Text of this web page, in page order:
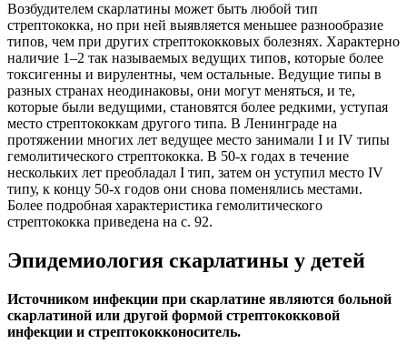
Возбудителем скарлатины может быть любой тип
стрептококка, но при ней выявляется меньшее разнообразие
типов, чем при других стрептококковых болезнях. Характерно
наличие 1–2 так называемых ведущих типов, которые более
токсигенны и вирулентны, чем остальные. Ведущие типы в
разных странах неодинаковы, они могут меняться, и те,
которые были ведущими, становятся более редкими, уступая
место стрептококкам другого типа. В Ленинграде на
протяжении многих лет ведущее место занимали I и IV типы
гемолитического стрептококка. В 50-х годах в течение
нескольких лет преобладал I тип, затем он уступил место IV
типу, к концу 50-х годов они снова поменялись местами.
Более подробная характеристика гемолитического
стрептококка приведена на с. 92.
Эпидемиология скарлатины у детей
Источником инфекции при скарлатине являются больной
скарлатиной или другой формой стрептококковой
инфекции и стрептококконоситель.